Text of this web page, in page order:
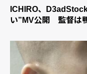
ICHIRO、
い”MV公開 監督は